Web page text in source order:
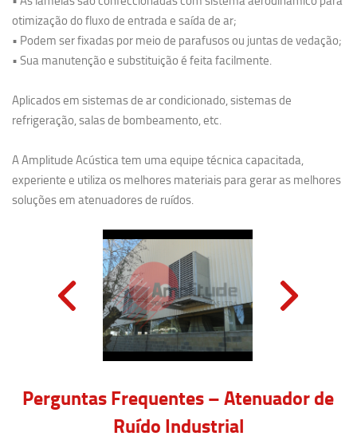
otimização do fluxo de entrada e saída de ar;
• Podem ser fixadas por meio de parafusos ou juntas de vedação;
• Sua manutenção e substituição é feita facilmente.
Aplicados em sistemas de ar condicionado, sistemas de
refrigeração, salas de bombeamento, etc.
A Amplitude Acústica tem uma equipe técnica capacitada,
experiente e utiliza os melhores materiais para gerar as melhores
soluções em atenuadores de ruídos.
Perguntas Frequentes – Atenuador de
Ruído Industrial